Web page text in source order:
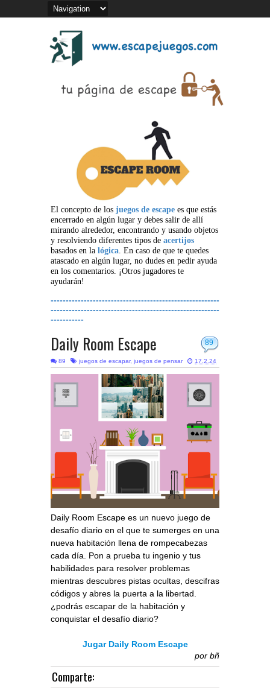
El concepto de los juegos de escape es que estás
encerrado en algún lugar y debes salir de allí
mirando alrededor, encontrando y usando objetos
y resolviendo diferentes tipos de acertijos
basados en la lógica. En caso de que te quedes
atascado en algún lugar, no dudes en pedir ayuda
en los comentarios. ¡Otros jugadores te
ayudarán!
--------------------------------------------------------
--------------------------------------------------------
-----------
89
Daily Room Escape
89 juegos de escapar, juegos de pensar 17.2.24
Daily Room Escape es un nuevo juego de
desafío diario en el que te sumerges en una
nueva habitación llena de rompecabezas
cada día. Pon a prueba tu ingenio y tus
habilidades para resolver problemas
mientras descubres pistas ocultas, descifras
códigos y abres la puerta a la libertad.
¿podrás escapar de la habitación y
conquistar el desafío diario?
Jugar Daily Room Escape
por bñ
Comparte: